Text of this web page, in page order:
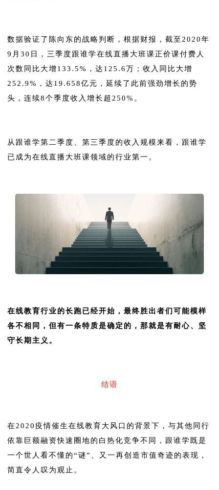
数据验证了陈向东的战略判断，根据财报，截至2020年
9月30日，三季度跟谁学在线直播大班课正价课付费人
次数同比大增133.5%，达125.6万；收入同比大增
252.9%，达19.658亿元，延续了此前强劲增长的势
头，连续8个季度收入增长超250%。
从跟谁学第二季度、第三季度的收入规模来看，跟谁学
已成为在线直播大班课领域的行业第一。
在线教育行业的长跑已经开始，最终胜出者们可能模样
各不相同，但有一条特质是确定的，那就是有耐心、坚
守长期主义。
结语
在2020疫情催生在线教育大风口的背景下，与其他同行
依靠巨额融资快速圈地的白热化竞争不同，跟谁学既是
一个世人看不懂的“谜”、又一再创造市值奇迹的表现，
简直令人叹为观止。